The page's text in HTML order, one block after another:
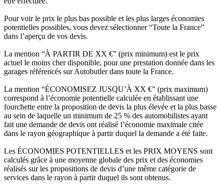
Pour voir le prix le plus bas possible et les plus larges économies
potentielles possibles, vous devez sélectionner “Toute la France”
dans l’aperçu de vos devis.
La mention “À PARTIR DE XX €” (prix minimum) est le prix
actuel le moins cher disponible, pour une prestation donnée dans les
garages référencés sur Autobutler dans toute la France.
La mention “ÉCONOMISEZ JUSQU’À XX €” (prix maximum)
correspond à l’économie potentielle calculée en établissant une
fourchette entre la proposition de devis la plus élevée et la plus basse
au sein de laquelle un minimum de 25 % des automobilistes ayant
fait une demande de devis ont réalisé l’économie maximale citée
dans le rayon géographique à partir duquel la demande a été faite.
Les ÉCONOMIES POTENTIELLES et les PRIX MOYENS sont
calculés grâce à une moyenne globale des prix et des économies
réalisés sur les propositions de devis d’une même catégorie de
services dans le rayon à partir duquel ils sont obtenus.